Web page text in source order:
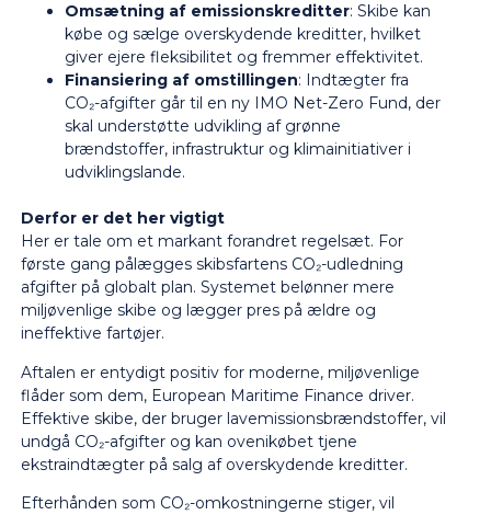
Omsætning af emissionskreditter: Skibe kan
købe og sælge overskydende kreditter, hvilket
giver ejere fleksibilitet og fremmer effektivitet.
Finansiering af omstillingen: Indtægter fra
CO₂-afgifter går til en ny IMO Net-Zero Fund, der
skal understøtte udvikling af grønne
brændstoffer, infrastruktur og klimainitiativer i
udviklingslande.
Derfor er det her vigtigt
Her er tale om et markant forandret regelsæt. For
første gang pålægges skibsfartens CO₂-udledning
afgifter på globalt plan. Systemet belønner mere
miljøvenlige skibe og lægger pres på ældre og
ineffektive fartøjer.
Aftalen er entydigt positiv for moderne, miljøvenlige
flåder som dem, European Maritime Finance driver.
Effektive skibe, der bruger lavemissionsbrændstoffer, vil
undgå CO₂-afgifter og kan ovenikøbet tjene
ekstraindtægter på salg af overskydende kreditter.
Efterhånden som CO₂-omkostningerne stiger, vil